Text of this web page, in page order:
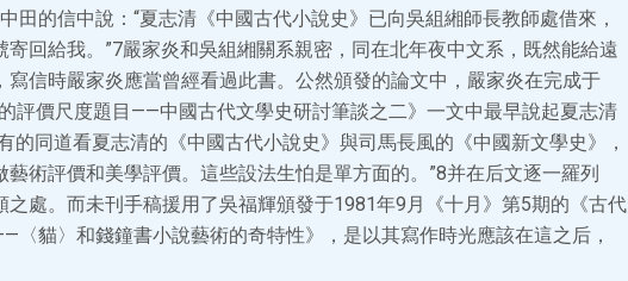
田的信中說：“夏志清《中國古代小說史》已向吳組緗師長教師處借來，
回給我。”7嚴家炎和吳組緗關系親密，同在北年夜中文系，既然能給遠
寫信時嚴家炎應當曾經看過此書。公然頒發的論文中，嚴家炎在完成于
評價尺度題目——中國古代文學史研討筆談之二》一文中最早說起夏志清
的同道看夏志清的《中國古代小說史》與司馬長風的《中國新文學史》，
藝術評價和美學評價。這些設法生怕是單方面的。”8并在后文逐一羅列
之處。而未刊手稿援用了吳福輝頒發于1981年9月《十月》第5期的《古代
〈貓〉和錢鐘書小說藝術的奇特性》，是以其寫作時光應該在這之后，